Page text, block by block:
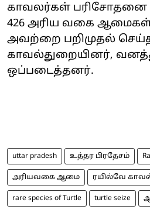
காவலர்கள் பரிசோதனை
426 அரிய வகை
அவற்றை பறிமுதல்
காவல்துறையினர்,
ஒப்படைத்தனர்.
uttar pradesh உத்தர பிரதேசம்
அரியவகை ஆமை ரயில்வே
rare species of Turtle turtle seize